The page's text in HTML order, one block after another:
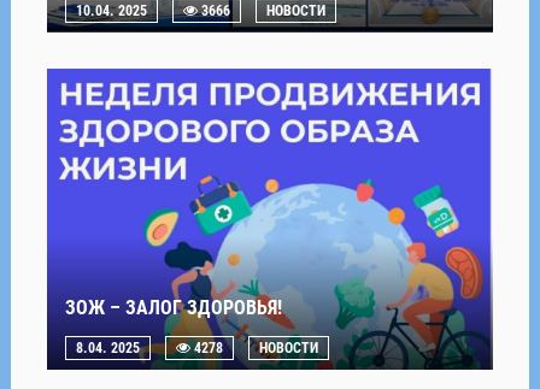
10.04. 2025 3666 НОВОСТИ
ЗОЖ – ЗАЛОГ ЗДОРОВЬЯ!
8.04. 2025 4278 НОВОСТИ